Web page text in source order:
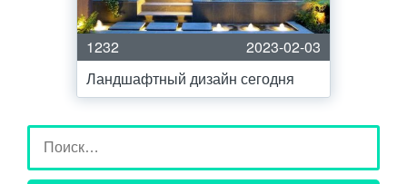
1232
2023-02-03
Ландшафтный дизайн сегодня